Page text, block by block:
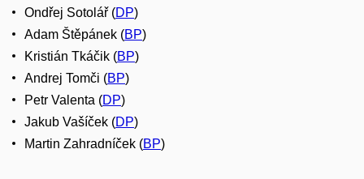
Ondřej Sotolář (DP)
Adam Štěpánek (BP)
Kristián Tkáčik (BP)
Andrej Tomči (BP)
Petr Valenta (DP)
Jakub Vašíček (DP)
Martin Zahradníček (BP)